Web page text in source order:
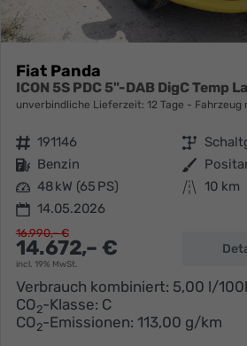
Fiat Panda
ICON 5S PDC 5"-DAB DigC Temp
unverbindliche Lieferzeit: 12 Tage Fahrzeug
Fahrzeugnr. 191146 Getriebe
Kraftstoff Benzin Außenfarbe
Leistung 48 kW (65 PS) Kilometerstand 10 km
14.05.2026
14.672,– €
incl. 19% MwSt.
16.990,– €
Verbrauch kombiniert: 5,00 l/
CO2-Klasse: C
CO2-Emissionen: 113,00 g/km